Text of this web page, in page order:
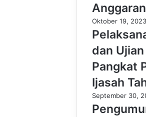
Oktober 19, 2023
dan
Pangkat
Ijasah
September 30,